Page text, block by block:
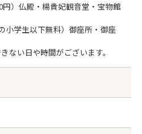
）仏殿・楊貴妃観音堂・宝物館
小学生以下無料）御座所・御座
ない日や時間がございます。